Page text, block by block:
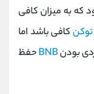
که به میزان کافی
توکنکافی باشد اما
بودنBNBحفظ